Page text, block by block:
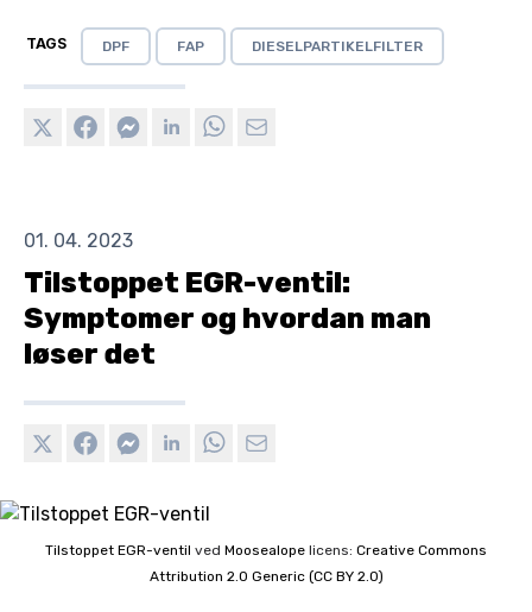
TAGS DPF FAP DIESELPARTIKELFILTER
01. 04. 2023
Tilstoppet EGR-ventil:
Symptomer og hvordan man
løser det
Tilstoppet EGR-ventil ved Moosealope licens: Creative Commons
Attribution 2.0 Generic (CC BY 2.0)